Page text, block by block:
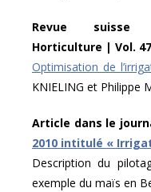
Revue suisse
Horticulture | Vol. 47
Optimisation de
KNIELING et Philippe
Article dans le
2010 intitulé «
Description du
exemple du maïs en